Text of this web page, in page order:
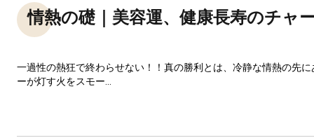
情熱の礎｜美容運、健康長寿のチャ
一過性の熱狂で終わらせない！！真の勝利とは、冷静な情熱の先
ーが灯す火をスモー...